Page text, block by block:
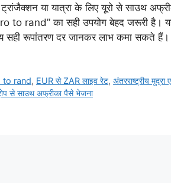
या यात्रा के लिए यूरो से साउथ
rand” का सही उपयोग बेहद जरूरी है।
सही रूपांतरण दर जानकर लाभ कमा सकते
to rand, EUR से ZAR लाइव रेट,अंतरराष्ट्रीय
से साउथ अफ्रीका पैसे भेजना